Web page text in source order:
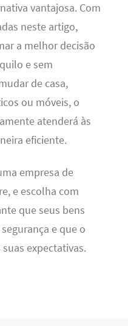
vantajosa. Com
neste artigo,
a melhor decisão
e sem
de casa,
ou móveis, o
atenderá às
eficiente.
empresa de
e escolha com
que seus bens
e que o
expectativas.